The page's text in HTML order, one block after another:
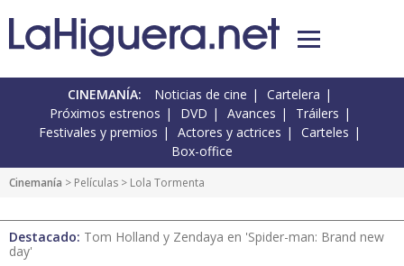
CINEMANÍA: Noticias de cine
Cartelera
Próximos estrenos
DVD Avances
Tráilers
Festivales y premios
Actores y actrices
Carteles
Box-office
Cinemanía > Películas > Lola Tormenta
Destacado: Tom Holland y Zendaya en 'Spider-man: Brand new
day'